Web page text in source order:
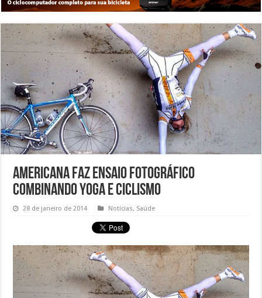
Americana faz ensaio fotográfico
combinando Yoga e Ciclismo
28 de janeiro de 2014 Notícias, Saúde